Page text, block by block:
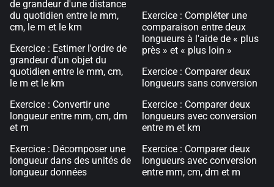
de grandeur d'une distance
du quotidien entre le mm,
cm, le m et le km
Exercice : Estimer l'ordre de
grandeur d'un objet du
quotidien entre le mm, cm,
le m et le km
Exercice : Convertir une
longueur entre mm, cm, dm
et m
Exercice : Décomposer une
longueur dans des unités de
longueur données
Exercice : Compléter une
comparaison entre deux
longueurs à l'aide de « plus
près » et « plus loin »
Exercice : Comparer deux
longueurs sans conversion
Exercice : Comparer deux
longueurs avec conversion
entre m et km
Exercice : Comparer deux
longueurs avec conversion
entre mm, cm, dm et m